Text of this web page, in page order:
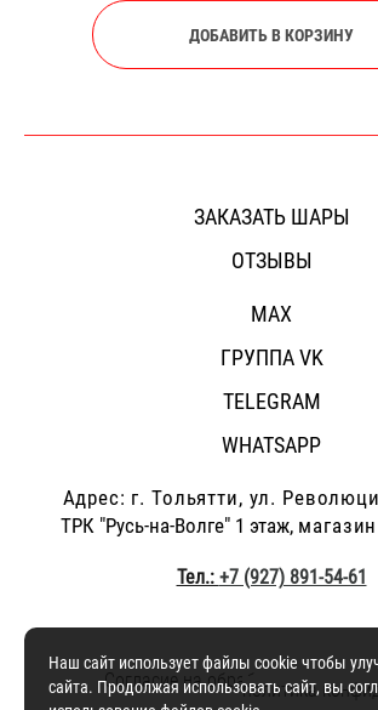
ДОБАВИТЬ В КОРЗИНУ
ЗАКАЗАТЬ ШАРЫ
ОТЗЫВЫ
MAX
ГРУППА VK
TELEGRAM
WHATSAPP
Адрес: г. Тольятти, ул.
ТРК "Русь-на-Волге" 1 этаж,
Тел.:+7 (927) 891-54-61
Согласие на обработку
политика
Наш сайт использует файлы cookie чтобы
сайта. Продолжая использовать сайт, вы